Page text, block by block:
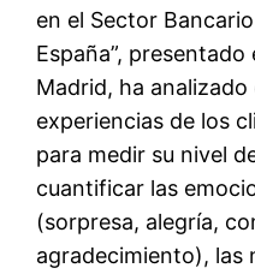
en el Sector
España”,
Madrid, ha
experiencias de los
para medir su nivel
cuantificar las
(sorpresa, alegría,
agradecimiento), las